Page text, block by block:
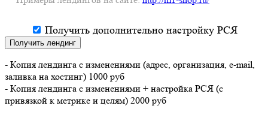
Получить дополнительно настройку РСЯ
Получить лендинг
- Копия лендинга с изменениями (адрес, организация, e-mail,
заливка на хостинг) 1000 руб
- Копия лендинга с изменениями + настройка РСЯ (с
привязкой к метрике и целям) 2000 руб